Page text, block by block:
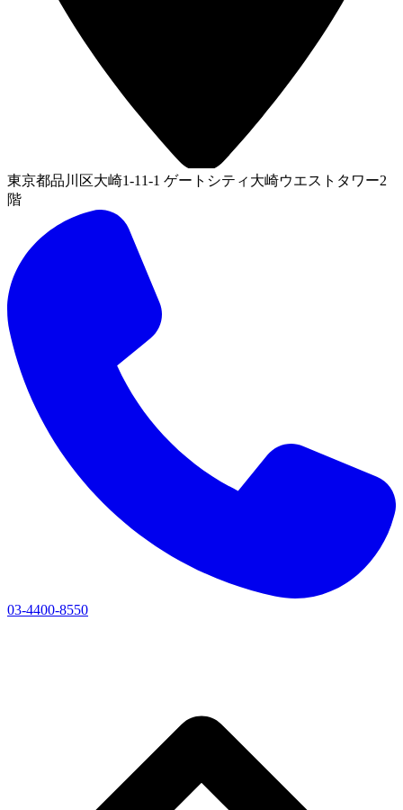
東京都品川区大崎1-11-1 ゲートシティ大崎ウエストタワー2
階
03-4400-8550